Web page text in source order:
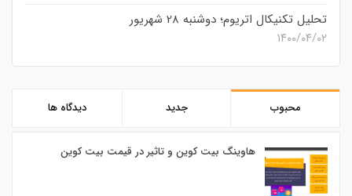
تحلیل تکنیکال اتریوم؛ دوشنبه 28 شهریور
۱۴۰۰/۰۴/۰۲
محبوب جدید دیدگاه ها
هاوینگ بیت کوین و تاثیر در قیمت بیت کوین